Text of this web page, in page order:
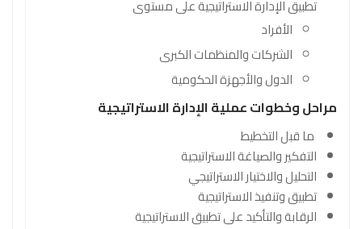
تطبيق الإدارة الاستراتيجية على مستوى
الأفراد
الشركات والمنظمات الكبرى
الدول والأجهزة الحكومية
مراحل وخطوات عملية الإدارة الاستراتيجية
ما قبل التخطيط
التفكير والصياغة الاستراتيجية
التحليل والاختيار الاستراتيجي
تطبيق وتنفيذ الاستراتيجية
الرقابة والتأكيد على تطبيق الاستراتيجية